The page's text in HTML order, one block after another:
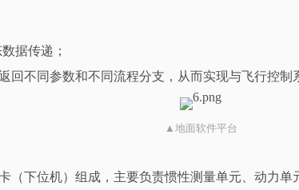
据传递；
不同参数和不同流程分支，从而实现与飞行控制
▲地面软件平台
（下位机）组成，主要负责惯性测量单元、动力单